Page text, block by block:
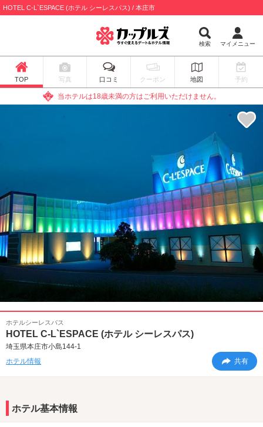
HOTEL C-L`ESPACE (ホテル シーレスパス) / 本庄市
検索 マイメニュー
TOP 写真 口コミ クーポン 地図 予約
当ホテルは18歳未満の方はご利用いただけません。
ホテルシーレスパス
HOTEL C-L`ESPACE (ホテル シーレスパス)
埼玉県本庄市小島144-1
ホテル情報
共有
ホテル基本情報